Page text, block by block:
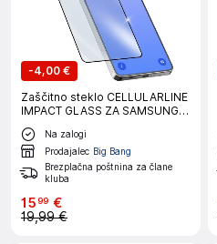
-4,00 €
Zaščitno steklo CELLULARLINE
IMPACT GLASS ZA SAMSUNG
GALAXY S26 ULTRA
Na zalogi
Prodajalec Big Bang
Brezplačna poštnina za člane
kluba
1599 €
19,99 €